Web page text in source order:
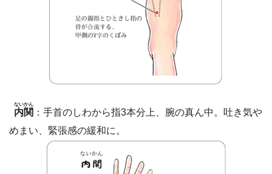
内関
ないかん
：手首のしわから指3本分上、腕の真ん中。吐き気や
めまい、緊張感の緩和に。